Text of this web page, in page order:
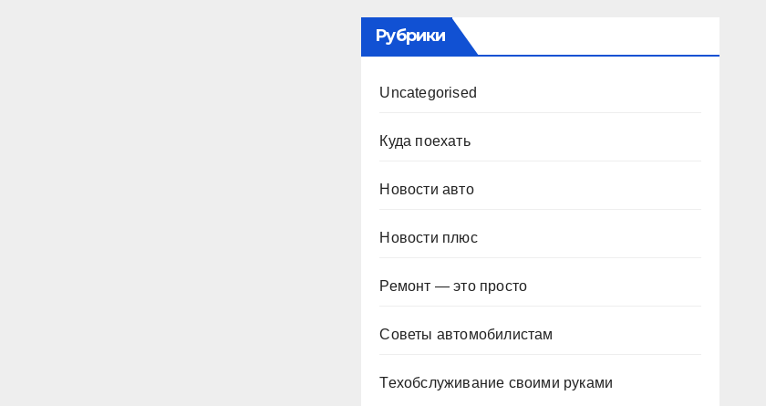
Рубрики
Uncategorised
Куда поехать
Новости авто
Новости плюс
Ремонт — это просто
Советы автомобилистам
Техобслуживание своими руками